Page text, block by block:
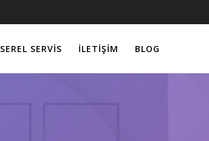
SEREL SERVIS İLETIŞIM BLOG